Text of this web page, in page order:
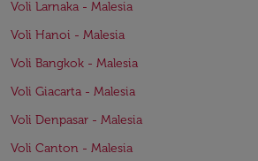
Voli Larnaka - Malesia
Voli Hanoi - Malesia
Voli Bangkok - Malesia
Voli Giacarta - Malesia
Voli Denpasar - Malesia
Voli Canton - Malesia